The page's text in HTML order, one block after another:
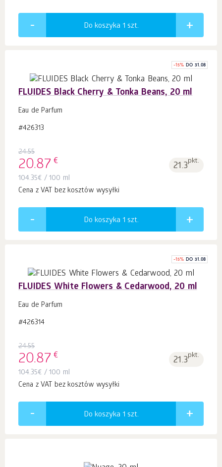
Do koszyka 1 szt.
-15% DO 31.08
FLUIDES Black Cherry & Tonka Beans, 20 ml
Eau de Parfum
#426313
24.55
20.87 € 21.3pkt.
104.35€ / 100 ml
Cena z VAT bez kosztów wysyłki
Do koszyka 1 szt.
-15% DO 31.08
FLUIDES White Flowers & Cedarwood, 20 ml
Eau de Parfum
#426314
24.55
20.87 € 21.3pkt.
104.35€ / 100 ml
Cena z VAT bez kosztów wysyłki
Do koszyka 1 szt.